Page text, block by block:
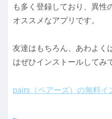
も多く登録しており、異性
オススメなアプリです。
友達はもちろん、あわよく
はぜひインストールしてみ
pairs（ペアーズ）の無料イ